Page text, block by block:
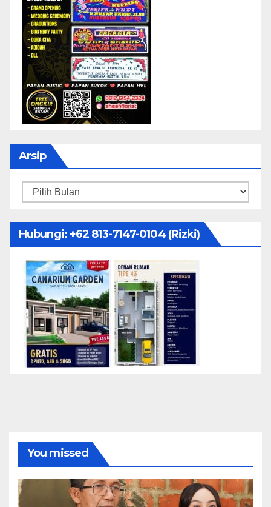
Arsip
Arsip
Hubungi: ‪+62 813-7147-0104‬ (Rizki)
You missed